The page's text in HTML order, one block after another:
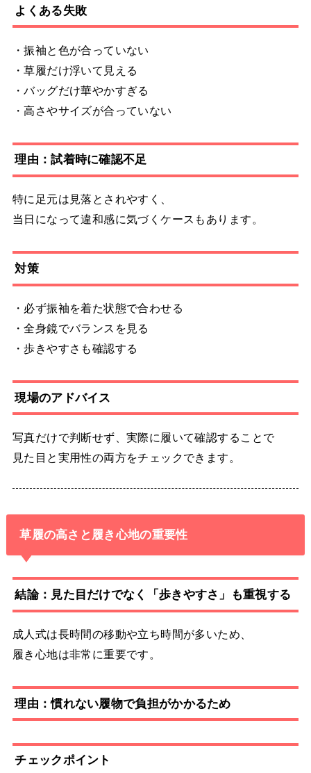
よくある失敗
・振袖と色が合っていない
・草履だけ浮いて見える
・バッグだけ華やかすぎる
・高さやサイズが合っていない
理由：試着時に確認不足
特に足元は見落とされやすく、
当日になって違和感に気づくケースもあります。
対策
・必ず振袖を着た状態で合わせる
・全身鏡でバランスを見る
・歩きやすさも確認する
現場のアドバイス
写真だけで判断せず、実際に履いて確認することで
見た目と実用性の両方をチェックできます。
草履の高さと履き心地の重要性
結論：見た目だけでなく「歩きやすさ」も重視する
成人式は長時間の移動や立ち時間が多いため、
履き心地は非常に重要です。
理由：慣れない履物で負担がかかるため
チェックポイント